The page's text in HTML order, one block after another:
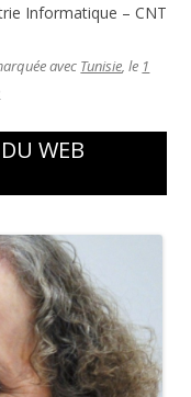
Informatique – CNT
avec Tunisie, le 1
WEB